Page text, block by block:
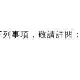
事項，敬請詳閱：